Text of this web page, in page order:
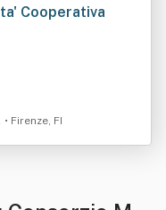
Cooperativa
• Firenze, FI